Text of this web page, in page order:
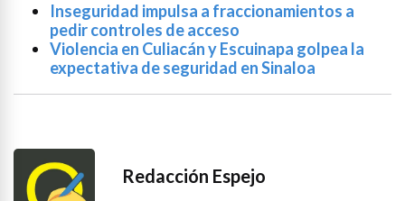
Inseguridad impulsa a fraccionamientos a
pedir controles de acceso
Violencia en Culiacán y Escuinapa golpea la
expectativa de seguridad en Sinaloa
Redacción Espejo